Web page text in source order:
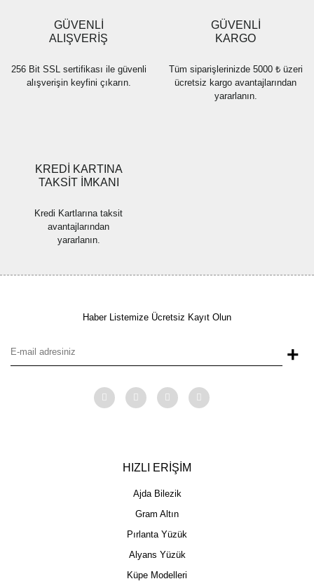
Ürün fiyatı diğer sitelerden daha pahalı.
Bu ürüne benzer farklı alternatifler olmalı.
GÜVENLİ
ALIŞVERİŞ
256 Bit SSL sertifikası ile güvenli
alışverişin keyfini çıkarın.
GÜVENLİ
KARGO
Tüm siparişlerinizde 5000 ₺ üzeri
ücretsiz kargo avantajlarından
yararlanın.
KREDİ KARTINA
TAKSİT İMKANI
Kredi Kartlarına taksit
avantajlarından
yararlanın.
Haber Listemize Ücretsiz Kayıt Olun
+
HIZLI ERİŞİM
Ajda Bilezik
Gram Altın
Pırlanta Yüzük
Alyans Yüzük
Küpe Modelleri